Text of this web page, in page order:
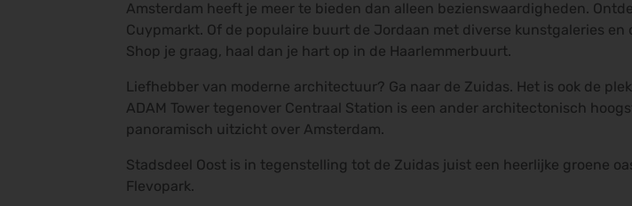
Amsterdam heeft je meer te bieden dan alleen bezienswaardigheden.
Cuypmarkt. Of de populaire buurt de Jordaan met diverse kunstgaleries
Shop je graag, haal dan je hart op in de Haarlemmerbuurt.
Liefhebber van moderne architectuur? Ga naar de Zuidas. Het is ook de
ADAM Tower tegenover Centraal Station is een ander architectonisch
panoramisch uitzicht over Amsterdam.
Stadsdeel Oost is in tegenstelling tot de Zuidas juist een heerlijke groene
Flevopark.